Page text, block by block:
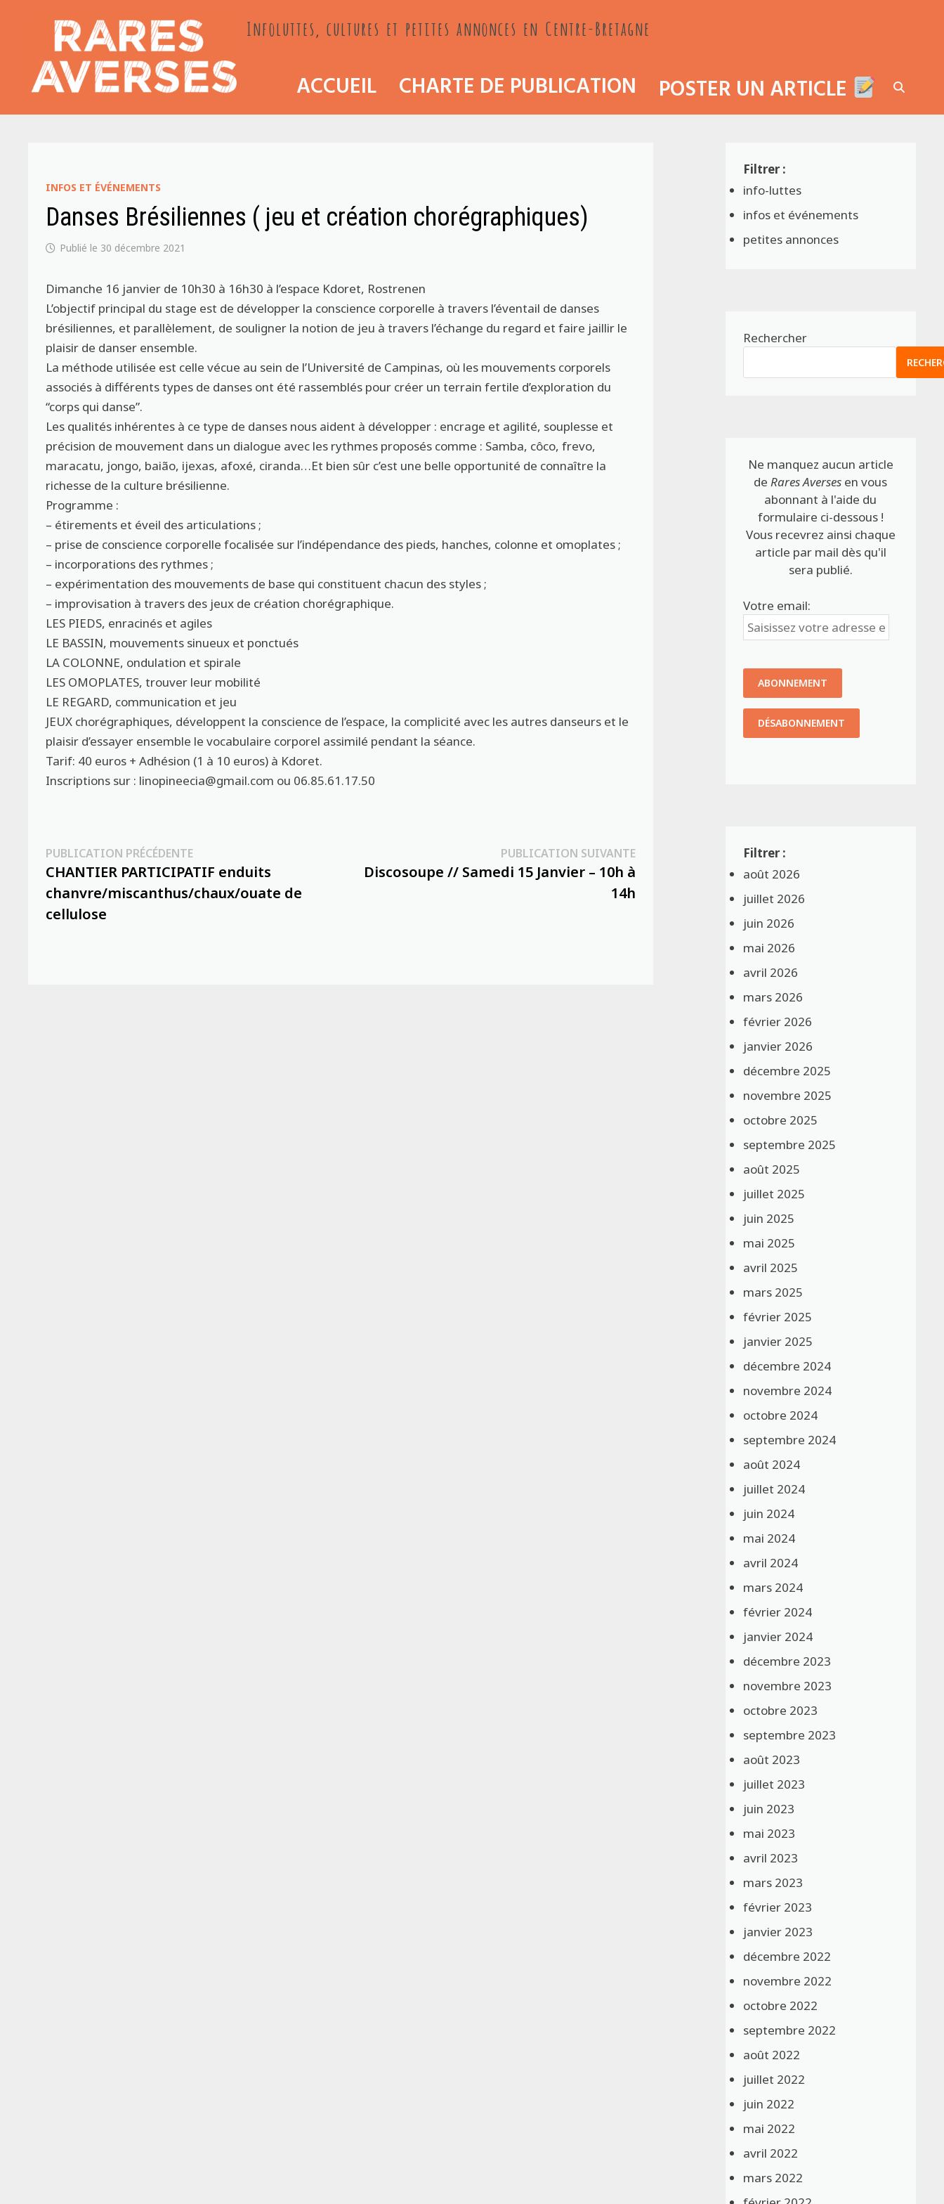
Infoluttes, cultures et petites annonces en Centre-Bretagne
ACCUEIL CHARTE DE PUBLICATION POSTER UN ARTICLE
INFOS ET ÉVÉNEMENTS
Danses Brésiliennes ( jeu et création chorégraphiques)
30 décembre 2021
Dimanche 16 janvier de 10h30 à 16h30 à l’espace Kdoret, Rostrenen
L’objectif principal du stage est de développer la conscience corporelle à travers l’éventail de danses
brésiliennes, et parallèlement, de souligner la notion de jeu à travers l’échange du regard et faire jaillir le
plaisir de danser ensemble.
La méthode utilisée est celle vécue au sein de l’Université de Campinas, où les mouvements corporels
associés à différents types de danses ont été rassemblés pour créer un terrain fertile d’exploration du
“corps qui danse”.
Les qualités inhérentes à ce type de danses nous aident à développer : encrage et agilité, souplesse et
précision de mouvement dans un dialogue avec les rythmes proposés comme : Samba, côco, frevo,
maracatu, jongo, baião, ijexas, afoxé, ciranda…Et bien sûr c’est une belle opportunité de connaître la
richesse de la culture brésilienne.
Programme :
– étirements et éveil des articulations ;
– prise de conscience corporelle focalisée sur l’indépendance des pieds, hanches, colonne et omoplates ;
– incorporations des rythmes ;
– expérimentation des mouvements de base qui constituent chacun des styles ;
– improvisation à travers des jeux de création chorégraphique.
LES PIEDS, enracinés et agiles
LE BASSIN, mouvements sinueux et ponctués
LA COLONNE, ondulation et spirale
LES OMOPLATES, trouver leur mobilité
LE REGARD, communication et jeu
JEUX chorégraphiques, développent la conscience de l’espace, la complicité avec les autres danseurs et le
plaisir d’essayer ensemble le vocabulaire corporel assimilé pendant la séance.
Tarif: 40 euros + Adhésion (1 à 10 euros) à Kdoret.
Inscriptions sur : linopineecia@gmail.com ou 06.85.61.17.50
Navigation
de
l’article
PUBLICATION PRÉCÉDENTEPublication
précédente :
CHANTIER PARTICIPATIF enduits
chanvre/miscanthus/chaux/ouate de
cellulose
PUBLICATION SUIVANTEPublication
suivante :
Discosoupe // Samedi 15 Janvier – 10h à
14h
info-luttes
infos et événements
petites annonces
Rechercher
Ne manquez aucun article
deRares Averses en vous
abonnant à l'aide du
formulaire ci-dessous !
Vous recevrez ainsi chaque
article par mail dès qu'il
sera publié.
Votre email:
août 2026
juillet 2026
juin 2026
mai 2026
avril 2026
mars 2026
février 2026
janvier 2026
décembre 2025
novembre 2025
octobre 2025
septembre 2025
août 2025
juillet 2025
juin 2025
mai 2025
avril 2025
mars 2025
février 2025
janvier 2025
décembre 2024
novembre 2024
octobre 2024
septembre 2024
août 2024
juillet 2024
juin 2024
mai 2024
avril 2024
mars 2024
février 2024
janvier 2024
décembre 2023
novembre 2023
octobre 2023
septembre 2023
août 2023
juillet 2023
juin 2023
mai 2023
avril 2023
mars 2023
février 2023
janvier 2023
décembre 2022
novembre 2022
octobre 2022
septembre 2022
août 2022
juillet 2022
juin 2022
mai 2022
avril 2022
mars 2022